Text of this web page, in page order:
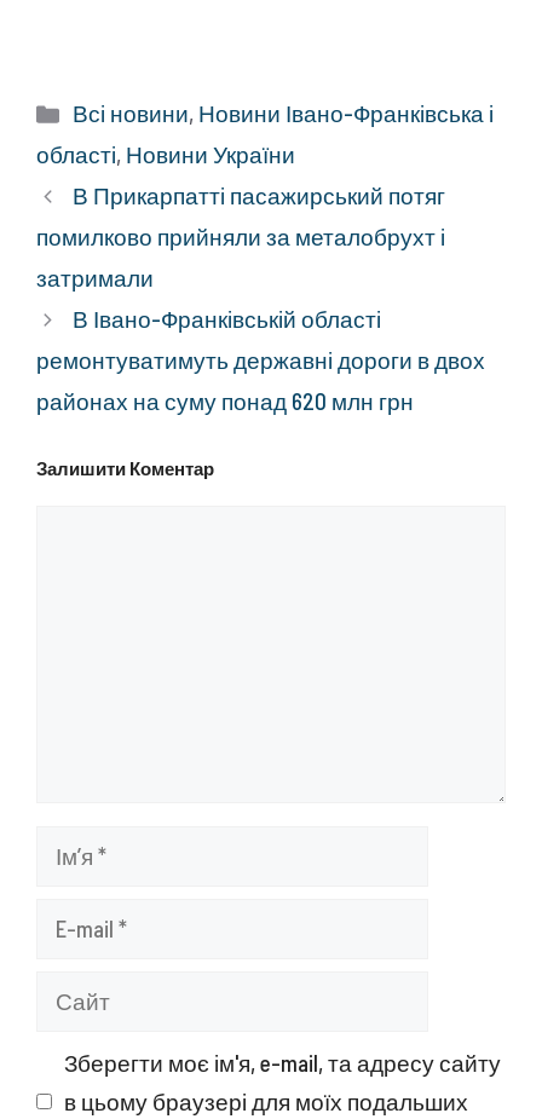
Категорії
Всі новини, Новини Івано-Франківська і
області, Новини України
В Прикарпатті пасажирський потяг
помилково прийняли за металобрухт і
затримали
В Івано-Франківській області
ремонтуватимуть державні дороги в двох
районах на суму понад 620 млн грн
Залишити Коментар
Ім’я
Сайт
Зберегти моє ім'я, e-mail, та адресу сайту
в цьому браузері для моїх подальших